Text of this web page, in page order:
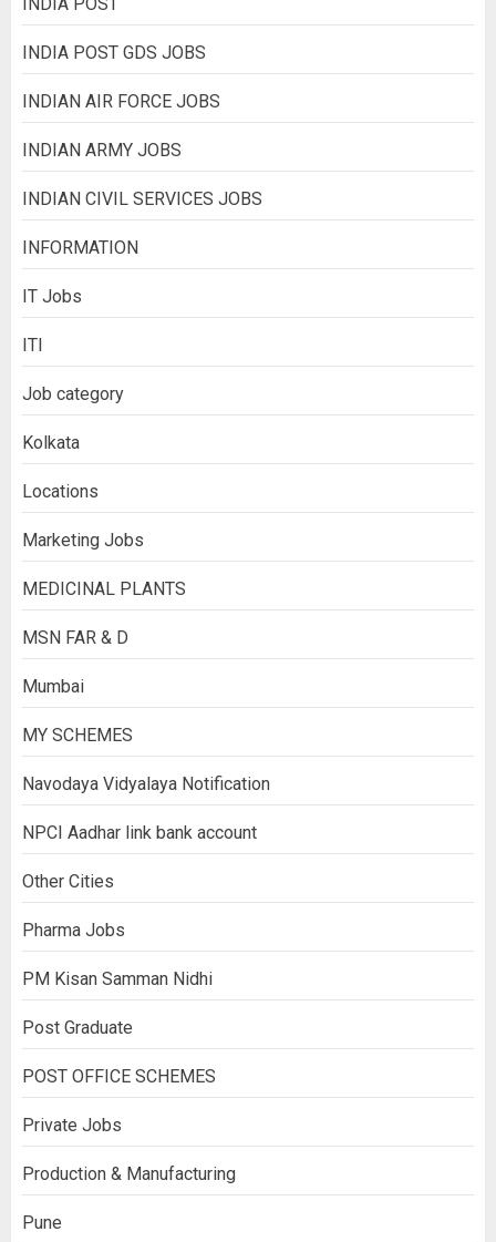
INDIA POST GDS JOBS
INDIAN AIR FORCE JOBS
INDIAN ARMY JOBS
INDIAN CIVIL SERVICES JOBS
INFORMATION
IT Jobs
ITI
Job category
Kolkata
Locations
Marketing Jobs
MEDICINAL PLANTS
MSN FAR & D
Mumbai
MY SCHEMES
Navodaya Vidyalaya Notification
NPCI Aadhar link bank account
Other Cities
Pharma Jobs
PM Kisan Samman Nidhi
Post Graduate
POST OFFICE SCHEMES
Private Jobs
Production & Manufacturing
Pune